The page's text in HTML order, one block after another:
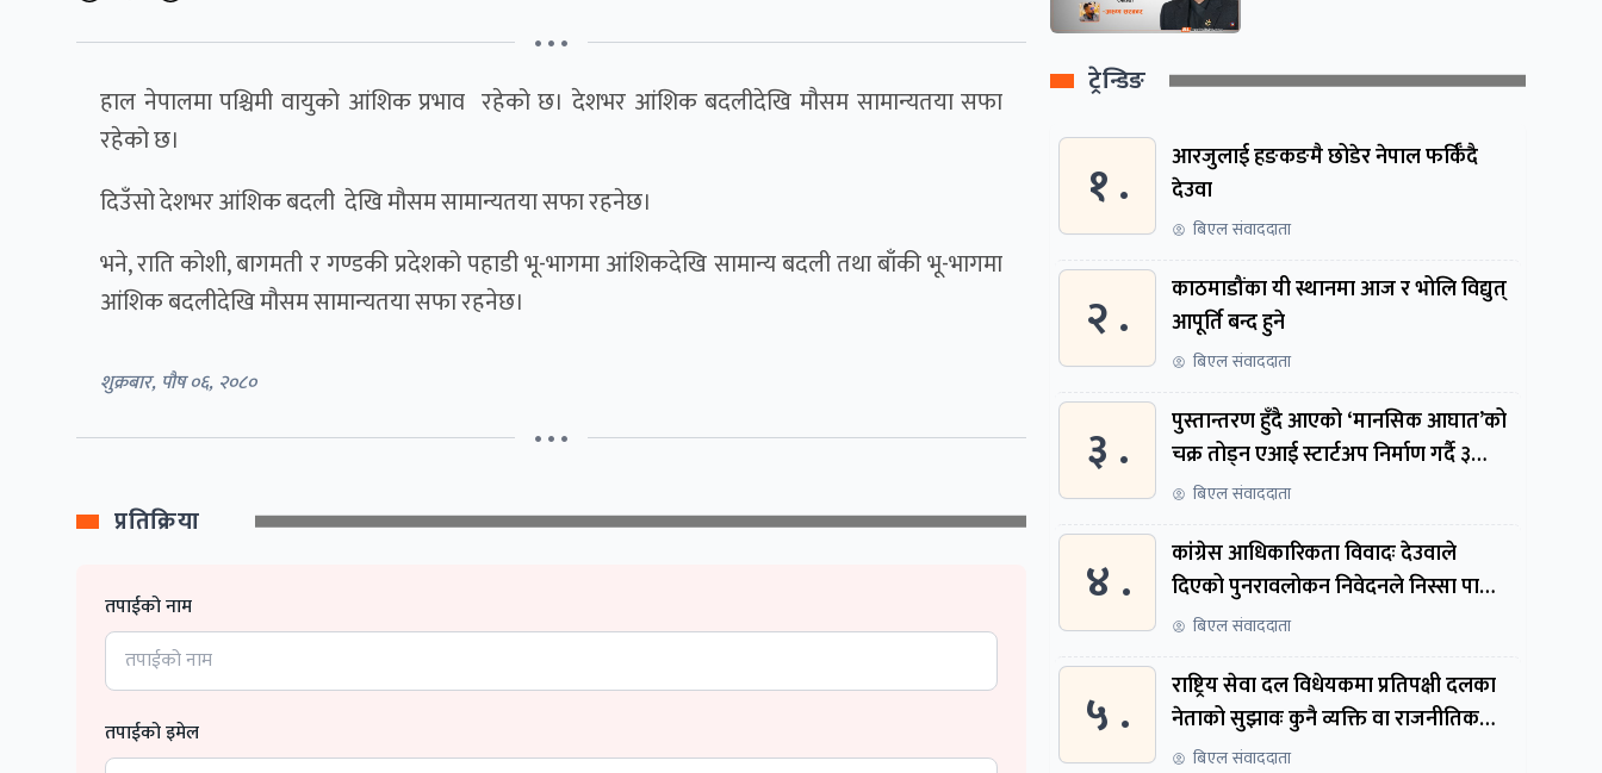
• • •
हाल नेपालमा पश्चिमी वायुको आंशिक प्रभाव रहेको छ। देशभर आंशिक बदलीदेखि मौसम सामान्यतया सफा
रहेको छ।
दिउँसो देशभर आंशिक बदली देखि मौसम सामान्यतया सफा रहनेछ।
भने, राति कोशी, बागमती र गण्डकी प्रदेशको पहाडी भू-भागमा आंशिकदेखि सामान्य बदली तथा बाँकी भू-भागमा
आंशिक बदलीदेखि मौसम सामान्यतया सफा रहनेछ।
शुक्रबार, पौष ०६, २०८०
• • •
प्रतिक्रिया
तपाईको नाम
तपाईको इमेल
ट्रेन्डिङ
१ .
आरजुलाई हङकङमै छोडेर नेपाल फर्किँदै
देउवा
बिएल संवाददाता
२ .
काठमाडौंका यी स्थानमा आज र भोलि विद्युत्
आपूर्ति बन्द हुने
बिएल संवाददाता
३ .
पुस्तान्तरण हुँदै आएको ‘मानसिक आघात’को
चक्र तोड्न एआई स्टार्टअप निर्माण गर्दै ३
नेपाली
बिएल संवाददाता
४ .
कांग्रेस आधिकारिकता विवादः देउवाले
दिएको पुनरावलोकन निवेदनले निस्सा पायो,
फेरि सुरुदेखि सुनुवाइ हुने
बिएल संवाददाता
५ .
राष्ट्रिय सेवा दल विधेयकमा प्रतिपक्षी दलका
नेताको सुझावः कुनै व्यक्ति वा राजनीतिक
नेतृत्वबाट निर्देशित हुने संस्था नबनोस्
बिएल संवाददाता